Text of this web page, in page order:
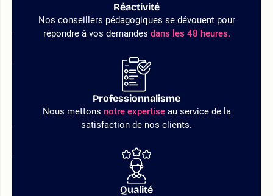
Réactivité
Nos conseillers pédagogiques se dévouent pour
répondre à vos demandes dans les 48 heures.
Professionnalisme
Nous mettons notre expertiseau service de la
satisfaction de nos clients.
Qualité